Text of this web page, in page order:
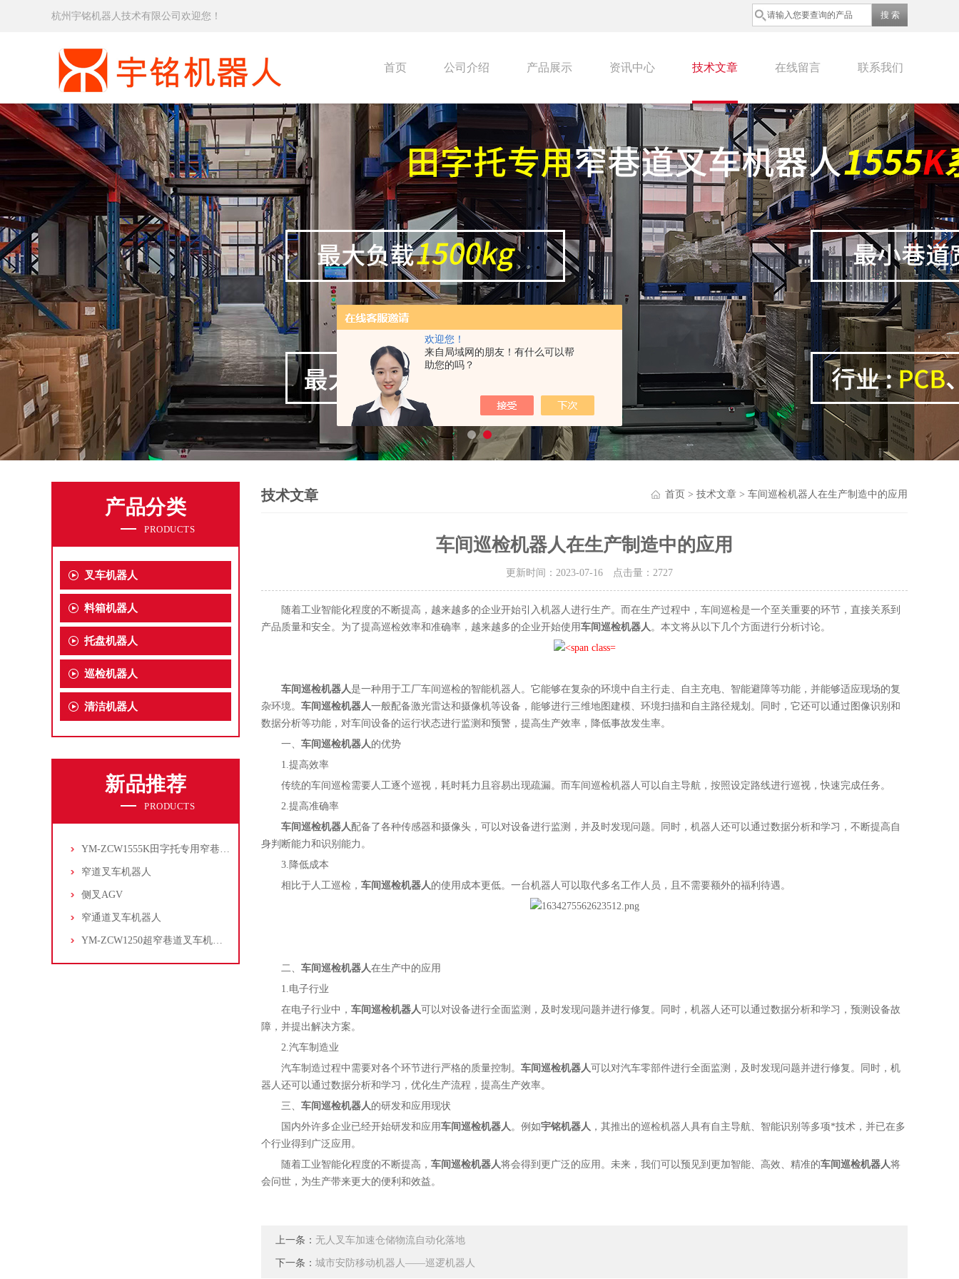
欢迎您！
来自局域网的朋友！有什么可以帮
助您的吗？
杭州宇铭机器人技术有限公司欢迎您！
首页 公司介绍 产品展示 资讯中心 技术文章 在线留言 联系我们
产品分类
PRODUCTS
叉车机器人
料箱机器人
托盘机器人
巡检机器人
清洁机器人
新品推荐
PRODUCTS
YM-ZCW1555K田字托专用窄巷道叉车机器人
窄道叉车机器人
侧叉AGV
窄通道叉车机器人
YM-ZCW1250超窄巷道叉车机器人
技术文章 首页 > 技术文章 > 车间巡检机器人在生产制造中的应用
车间巡检机器人在生产制造中的应用
更新时间：2023-07-16 点击量： 2727
随着工业智能化程度的不断提高，越来越多的企业开始引入机器人进行生产。而在生产过程中，车间巡检是一个至关重要的环节，直接关系到
产品质量和安全。为了提高巡检效率和准确率，越来越多的企业开始使用车间巡检机器人。本文将从以下几个方面进行分析讨论。
车间巡检机器人是一种用于工厂车间巡检的智能机器人。它能够在复杂的环境中自主行走、自主充电、智能避障等功能，并能够适应现场的复
杂环境。 车间巡检机器人一般配备激光雷达和摄像机等设备，能够进行三维地图建模、环境扫描和自主路径规划。同时，它还可以通过图像识别和
数据分析等功能，对车间设备的运行状态进行监测和预警，提高生产效率，降低事故发生率。
一、 车间巡检机器人的优势
1.提高效率
传统的车间巡检需要人工逐个巡视，耗时耗力且容易出现疏漏。而车间巡检机器人可以自主导航，按照设定路线进行巡视，快速完成任务。
2.提高准确率
车间巡检机器人配备了各种传感器和摄像头，可以对设备进行监测，并及时发现问题。同时，机器人还可以通过数据分析和学习，不断提高自
身判断能力和识别能力。
3.降低成本
相比于人工巡检， 车间巡检机器人的使用成本更低。一台机器人可以取代多名工作人员，且不需要额外的福利待遇。
二、 车间巡检机器人在生产中的应用
1.电子行业
在电子行业中， 车间巡检机器人可以对设备进行全面监测，及时发现问题并进行修复。同时，机器人还可以通过数据分析和学习，预测设备故
障，并提出解决方案。
2.汽车制造业
汽车制造过程中需要对各个环节进行严格的质量控制。 车间巡检机器人可以对汽车零部件进行全面监测，及时发现问题并进行修复。同时，机
器人还可以通过数据分析和学习，优化生产流程，提高生产效率。
三、 车间巡检机器人的研发和应用现状
国内外许多企业已经开始研发和应用车间巡检机器人。例如宇铭机器人 ，其推出的巡检机器人具有自主导航、智能识别等多项*技术，并已在多
个行业得到广泛应用。
随着工业智能化程度的不断提高， 车间巡检机器人将会得到更广泛的应用。未来，我们可以预见到更加智能、高效、精准的车间巡检机器人将
会问世，为生产带来更大的便利和效益。
上一条： 无人叉车加速仓储物流自动化落地
下一条： 城市安防移动机器人——巡逻机器人